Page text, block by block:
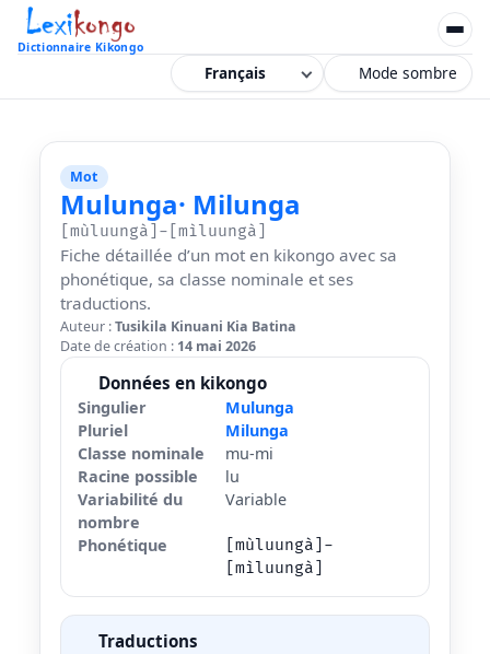
Dictionnaire Kikongo
Mode sombre
Mot
Mulunga· Milunga
[mùluungà]-[mìluungà]
Fiche détaillée d’un mot en kikongo avec sa
phonétique, sa classe nominale et ses
traductions.
Auteur :Tusikila Kinuani Kia Batina
Date de création : 14 mai 2026
Données en kikongo
Singulier
Mulunga
Pluriel
Milunga
Classe nominale
mu-mi
Racine possible
lu
Variabilité du
nombre
Variable
Phonétique
[mùluungà]-
[mìluungà]
Traductions